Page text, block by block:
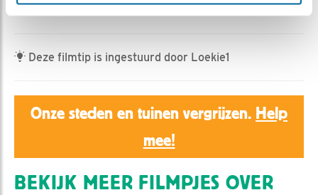
Deze filmtip is ingestuurd door Loekie1
Onze steden en tuinen vergrijzen. Help
mee!
BEKIJK MEER FILMPJES OVER